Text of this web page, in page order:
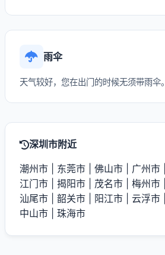
雨伞
天气较好，您在出门的时候无须带雨伞。
深圳市附近
潮州市 东莞市 佛山市 广州市
江门市
揭阳市 茂名市 梅州市
汕尾市
韶关市 阳江市 云浮市
中山市
珠海市